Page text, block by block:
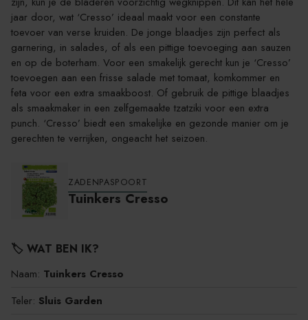
jaar door, wat ‘Cresso’ ideaal maakt voor een constante
toevoer van verse kruiden. De jonge blaadjes zijn perfect als
garnering, in salades, of als een pittige toevoeging aan sauzen
en op de boterham. Voor een smakelijk gerecht kun je ‘Cresso’
toevoegen aan een frisse salade met tomaat, komkommer en
feta voor een extra smaakboost. Of gebruik de pittige blaadjes
als smaakmaker in een zelfgemaakte tzatziki voor een extra
punch. ‘Cresso’ biedt een smakelijke en gezonde manier om je
gerechten te verrijken, ongeacht het seizoen.
ZADENPASPOORT
Tuinkers Cresso
🏷️ WAT BEN IK?
Naam: Tuinkers Cresso
Teler: Sluis Garden